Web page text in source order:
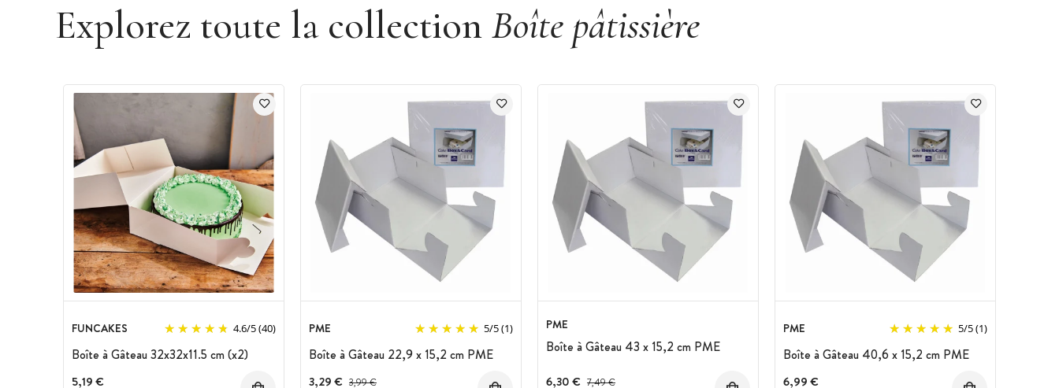
Explorez toute la collection Boîte pâtissière
FUNCAKES 4.6/5(40)
Boîte à Gâteau 32x32x11.5 cm (x2)
5,19 €
PME 5/5(1)
Boîte à Gâteau 22,9 x 15,2 cm PME
3,29 € Prix avant réduction :
3,99 €
PME
Boîte à Gâteau 43 x 15,2 cm PME
6,30 € Prix avant réduction :
7,49 €
PME 5/5(1)
Boîte à Gâteau 40,6 x 15,2 cm PME
6,99 €